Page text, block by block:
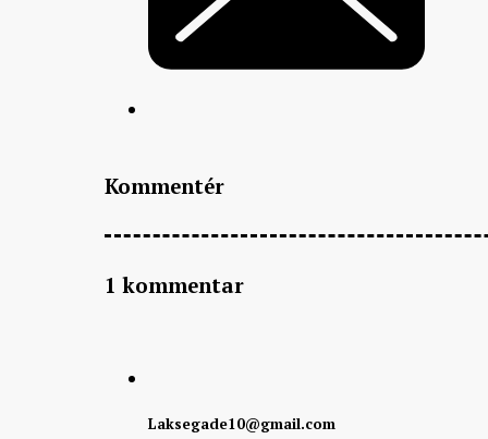
Kommentér
1 kommentar
Laksegade10@gmail.com